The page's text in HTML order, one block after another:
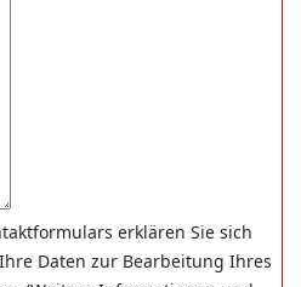
erklären Sie sich
Daten zur Bearbeitung Ihres